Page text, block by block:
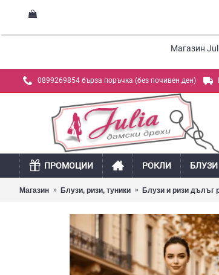
Магазин
0899269854 бърза поръчка (без почивен ден)
ПРОМОЦИИ РОКЛИ БЛУЗИ
Магазин Блузи, ризи, туники Блузи и ризи дълъг